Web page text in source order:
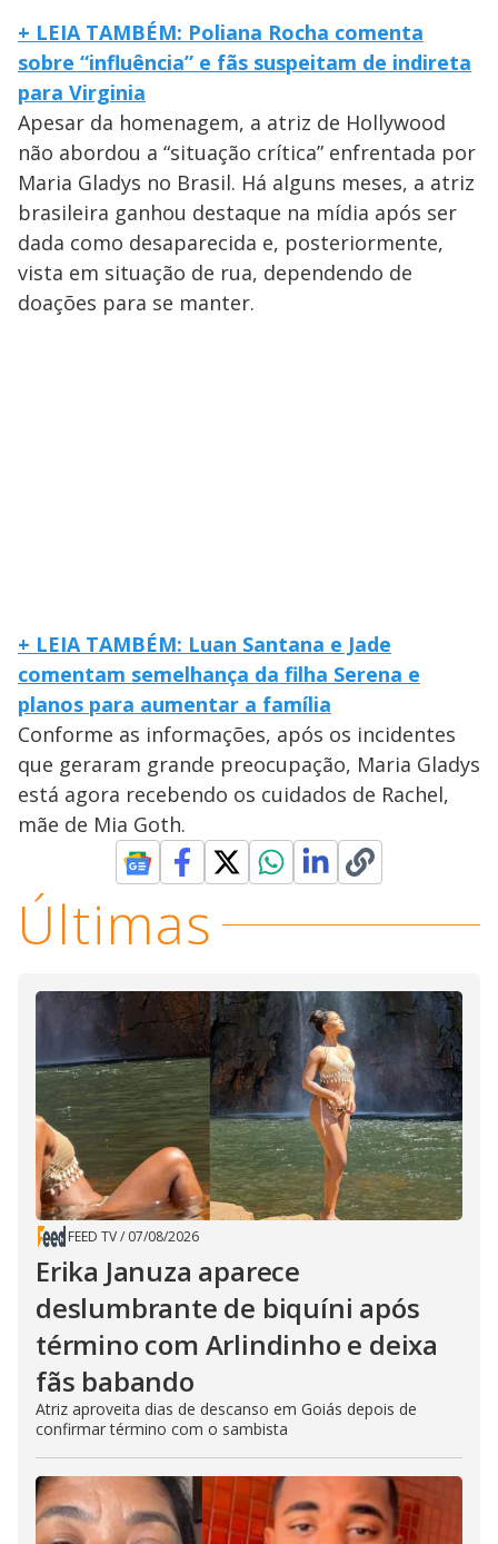
+ LEIA TAMBÉM: Poliana Rocha comenta
sobre “influência” e fãs suspeitam de indireta
para Virginia
Apesar da homenagem, a atriz de Hollywood
não abordou a “situação crítica” enfrentada por
Maria Gladys no Brasil. Há alguns meses, a atriz
brasileira ganhou destaque na mídia após ser
dada como desaparecida e, posteriormente,
vista em situação de rua, dependendo de
doações para se manter.
+ LEIA TAMBÉM: Luan Santana e Jade
comentam semelhança da filha Serena e
planos para aumentar a família
Conforme as informações, após os incidentes
que geraram grande preocupação, Maria Gladys
está agora recebendo os cuidados de Rachel,
mãe de Mia Goth.
Últimas
FEED TV/ 07/08/2026
Erika Januza aparece
deslumbrante de biquíni após
término com Arlindinho e deixa
fãs babando
Atriz aproveita dias de descanso em Goiás depois de
confirmar término com o sambista